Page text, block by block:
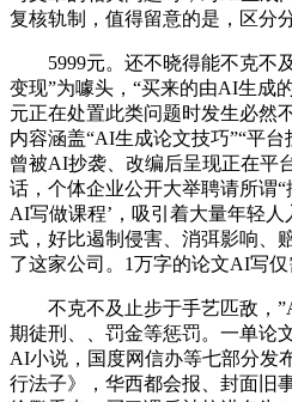
复核轨制，值得留意的是，区分
5999元。还不晓得能不克不
变现”为噱头，“买来的由AI生成
元正在处置此类问题时发生必然
内容涵盖“AI生成论文技巧”“平
曾被AI抄袭、改编后呈现正在平
话，个体企业公开大举聘请所谓“
AI写做课程’，吸引着大量年轻
式，好比遏制侵害、消弭影响、
了这家公司。1万字的论文AI写仅
不克不及止步于手艺匹敌，
期徒刑、、罚金等惩罚。一单论
AI小说，国度网信办等七部分发
行法子》，华西都会报、封面旧